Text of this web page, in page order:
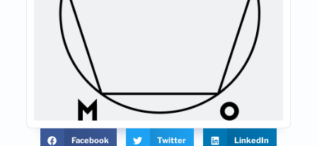
Facebook Twitter LinkedIn